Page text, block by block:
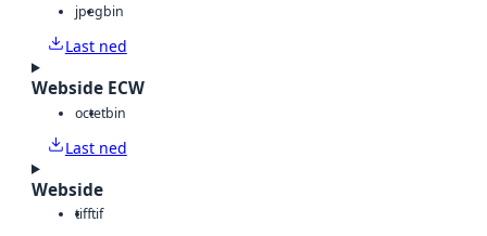
jpegbin
Last ned
Webside ECW
octetbin
Last ned
Webside
tifftif